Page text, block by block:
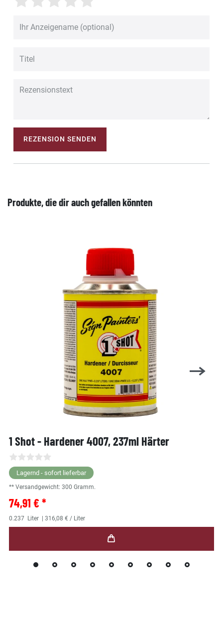
REZENSION SENDEN
Produkte, die dir auch gefallen könnten
1 Shot - Hardener 4007, 237ml Härter
Lagernd - sofort lieferbar
** Versandgewicht: 300 Gramm.
74,91 € *
0.237 Liter | 316,08 € / Liter